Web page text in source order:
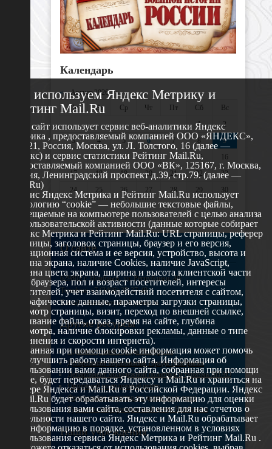
Календарь
«Август 2026 »
Пн
Вт Ср Чт Пт Сб
Вс
1
2
3
4 5 6 7 8
9
10
11 12 13 14 15
16
17
18 19 20 21 22
23
24
25 26 27 28 29
30
31
О сайте
629802 г. Ноябрьск, ул. Республики, 49
Телефон: +7 (3496) 35-37-49
E-mail: udsm@noyabrsk.yanao.ru
Другие ресурсы
Администрация города Ноябрьска
Департамент образования города Ноябрьска
Департамент молодежной политики и туризма ЯНАО
Окружной молодежный центр
Федеральное агенство по делам молодежи
Туристско-информационный центр Ноябрьска
Наши учреждения
Мы используем Яндекс Метрику и
Рейтинг Mail.Ru
Этот сайт использует сервис веб-аналитики Яндекс
Метрика , предоставляемый компанией ООО «ЯНДЕКС»,
119021, Россия, Москва, ул. Л. Толстого, 16 (далее —
Яндекс) и сервис статистики Рейтинг Mail.Ru,
предоставляемый компанией ООО «ВК», 125167, г. Москва,
Россия, Ленинградский проспект д.39, стр.79. (далее —
Mail.Ru)
Сервис Яндекс Метрика и Рейтинг Mail.Ru использует
технологию “cookie” — небольшие текстовые файлы,
размещаемые на компьютере пользователей с целью анализа
их пользовательской активности (данные которые собирает
Яндекс Метрика и Рейтинг Mail.Ru: URL страницы, реферер
страницы, заголовок страницы, браузер и его версия,
операционная система и ее версия, устройство, высота и
ширина экрана, наличие Cookies, наличие JavaScript,
глубина цвета экрана, ширина и высота клиентской части
окна браузера, пол и возраст посетителей, интересы
посетителей, учет взаимодействий посетителя с сайтом,
географические данные, параметры загрузки страницы,
просмотр страницы, визит, переход по внешней ссылке,
cкачивание файла, отказ, время на сайте, глубина
просмотра, наличие блокировки рекламы, данные о типе
соединения и скорости интернета).
Собранная при помощи cookie информация может помочь
нам улучшить работу нашего сайта. Информация об
использовании вами данного сайта, собранная при помощи
cookie, будет передаваться Яндексу и Mail.Ru и храниться на
сервере Яндекса и Mail.Ru в Российской Федерации. Яндекс
и Mail.Ru будет обрабатывать эту информацию для оценки
использования вами сайта, составления для нас отчетов о
деятельности нашего сайта. Яндекс и Mail.Ru обрабатывает
эту информацию в порядке, установленном в условиях
использования сервиса Яндекс Метрика и Рейтинг Mail.Ru .